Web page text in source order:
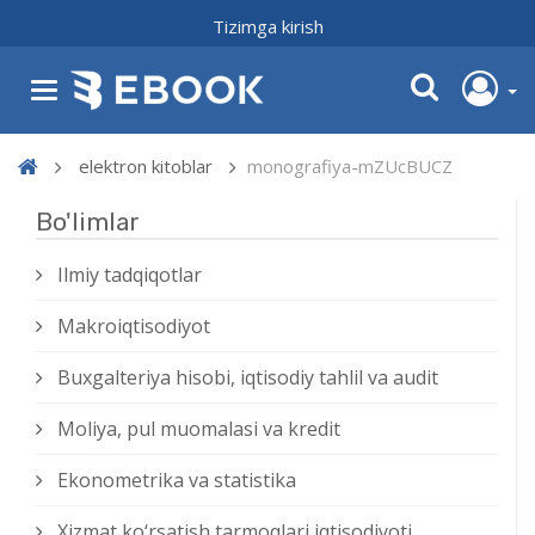
Tizimga kirish
elektron kitoblar monografiya-mZUcBUCZ
Bo'limlar
Ilmiy tadqiqotlar
Makroiqtisodiyot
Buxgalteriya hisobi, iqtisodiy tahlil va audit
Moliya, pul muomalasi va kredit
Ekonometrika va statistika